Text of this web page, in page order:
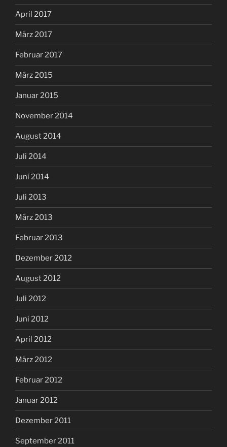
April 2017
März 2017
Februar 2017
März 2015
Januar 2015
November 2014
August 2014
Juli 2014
Juni 2014
Juli 2013
März 2013
Februar 2013
Dezember 2012
August 2012
Juli 2012
Juni 2012
April 2012
März 2012
Februar 2012
Januar 2012
Dezember 2011
September 2011